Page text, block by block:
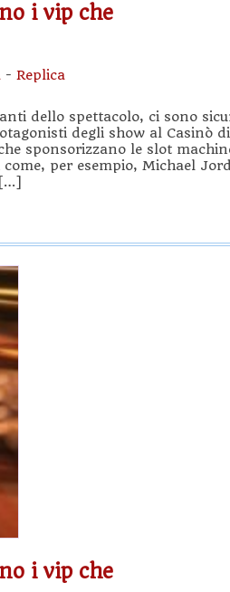
i vip che
- Replica
dello spettacolo, ci sono
degli show al Casinò
sponsorizzano le slot
per esempio, Michael
i vip che